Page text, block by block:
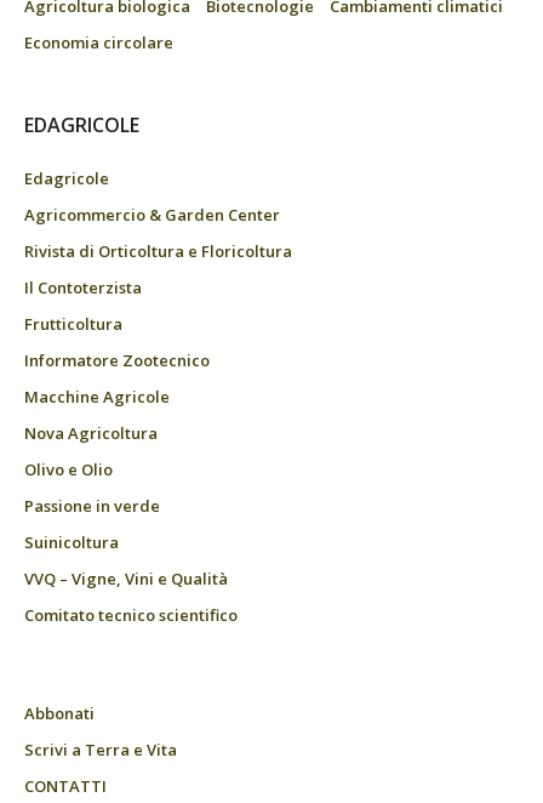
Agricoltura biologica
Biotecnologie
Cambiamenti climatici
Economia circolare
EDAGRICOLE
Edagricole
Agricommercio & Garden Center
Rivista di Orticoltura e Floricoltura
Il Contoterzista
Frutticoltura
Informatore Zootecnico
Macchine Agricole
Nova Agricoltura
Olivo e Olio
Passione in verde
Suinicoltura
VVQ – Vigne, Vini e Qualità
Comitato tecnico scientifico
Abbonati
Scrivi a Terra e Vita
CONTATTI